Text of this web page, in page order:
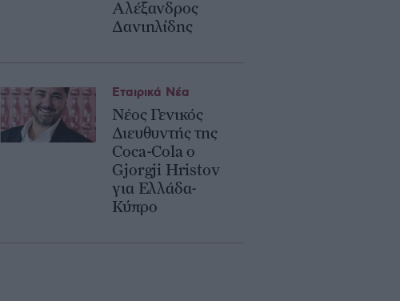
Αλέξανδρος
Δανιηλίδης
Νέος Γενικός
Διευθυντής της
Coca-Cola ο
Gjorgji Hristov
για Ελλάδα-
Κύπρο
Εταιρικά Νέα